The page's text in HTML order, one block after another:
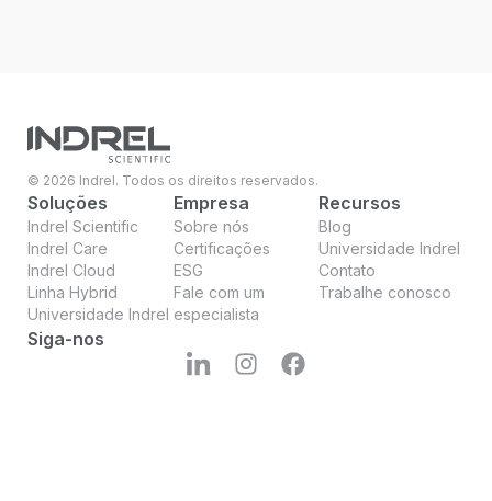
© 2026 Indrel. Todos os direitos reservados.
Soluções
Indrel Scientific
Indrel Care
Indrel Cloud
Linha Hybrid
Universidade Indrel
Empresa
Sobre nós
Certificações
ESG
Fale com um
especialista
Recursos
Blog
Universidade Indrel
Contato
Trabalhe conosco
Siga-nos